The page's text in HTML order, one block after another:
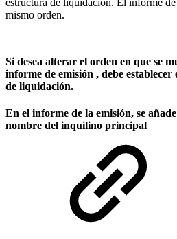
estructura de liquidación. El informe
mismo orden.
Si desea alterar el orden en que se
informe de emisión , debe
de liquidación.
En el informe de la emisión, se
nombre del inquilino principal